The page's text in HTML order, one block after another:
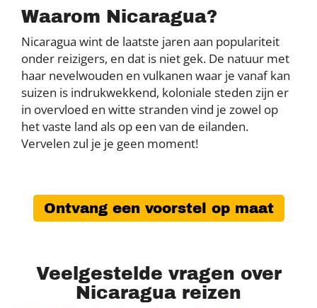
Waarom Nicaragua?
Nicaragua wint de laatste jaren aan populariteit
onder reizigers, en dat is niet gek. De natuur met
haar nevelwouden en vulkanen waar je vanaf kan
suizen is indrukwekkend, koloniale steden zijn er
in overvloed en witte stranden vind je zowel op
het vaste land als op een van de eilanden.
Vervelen zul je je geen moment!
Ontvang een voorstel op maat
Veelgestelde vragen over
Nicaragua reizen